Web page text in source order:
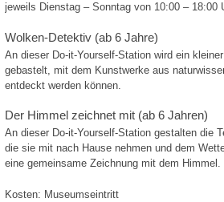
jeweils Dienstag – Sonntag von 10:00 – 18:00
Wolken-Detektiv (ab 6 Jahre)
An dieser Do-it-Yourself-Station wird ein
gebastelt, mit dem Kunstwerke aus
entdeckt werden können.
Der Himmel zeichnet mit (ab 6 Jahren)
An dieser Do-it-Yourself-Station gestalten die
die sie mit nach Hause nehmen und dem
eine gemeinsame Zeichnung mit dem Himmel.
Kosten: Museumseintritt